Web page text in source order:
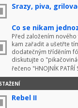
Srazy, piva,
Co se nikam
Před založením
kam zařadit a ušetřte
dodatečným tříděním
diskutujte o
řečeno "HNOJNÍK PATŘÍ
Rebel II